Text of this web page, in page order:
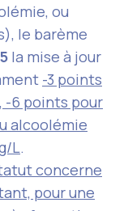
ou
le barème
la mise à jour
-3 points
-6 points pour
alcoolémie
L.
concerne
pour une